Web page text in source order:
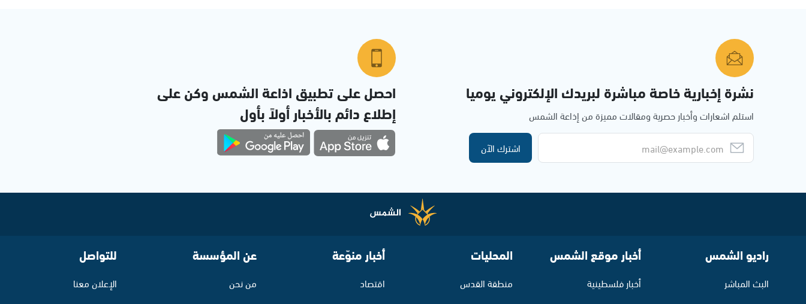
نشرة إخبارية خاصة مباشرة لبريدك الإلكتروني يوميا
استلم اشعارات وأخبار حصرية ومقالات مميزة من إذاعة الشمس
اشترك الآن
احصل على تطبيق اذاعة الشمس وكن على
إطلاع دائم بالأخبار أولاً بأول
راديو الشمس
البث المباشر
أخبار موقع الشمس
أخبار فلسطينية
المحليات
منطقة القدس
أخبار منوّعة
اقتصاد
عن المؤسسة
من نحن
للتواصل
الإعلان معنا